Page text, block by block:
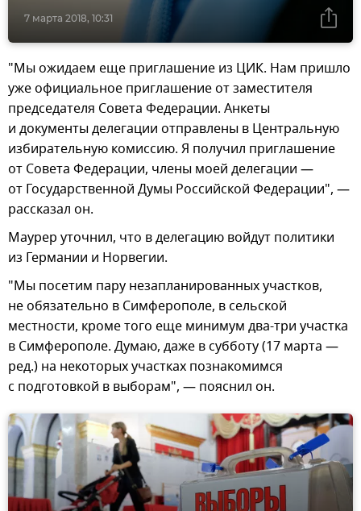
7 марта 2018, 10:31
"Мы ожидаем еще приглашение из ЦИК. Нам пришло
уже официальное приглашение от заместителя
председателя Совета Федерации. Анкеты
и документы делегации отправлены в Центральную
избирательную комиссию. Я получил приглашение
от Совета Федерации, члены моей делегации —
от Государственной Думы Российской Федерации", —
рассказал он.
Маурер уточнил, что в делегацию войдут политики
из Германии и Норвегии.
"Мы посетим пару незапланированных участков,
не обязательно в Симферополе, в сельской
местности, кроме того еще минимум два-три участка
в Симферополе. Думаю, даже в субботу (17 марта —
ред.) на некоторых участках познакомимся
с подготовкой в выборам", — пояснил он.